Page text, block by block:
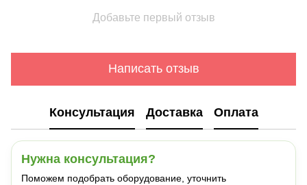
Добавьте первый отзыв
Написать отзыв
Консультация Доставка Оплата
Нужна консультация?
Поможем подобрать оборудование, уточнить